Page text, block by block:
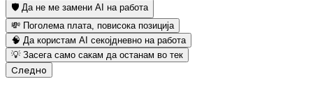
🛡️ Да не ме замени AI на работа
💸 Поголема плата, повисока позиција
🧠 Да користам AI секојдневно на работа
💡 Засега само сакам да останам во тек
Следно